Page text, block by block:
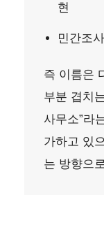
현
민간조
즉 이름은
부분 겹치
사무소”라
가하고 있
는 방향으